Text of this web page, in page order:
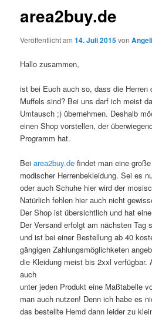
area2buy.de
Veröffentlicht am14. Juli 2015von
Hallo zusammen,
ist bei Euch auch so, dass die Herren
Muffels sind? Bei uns darf ich meist
Umtausch ;) übernehmen. Deshalb
einen Shop vorstellen, der
Programm hat.
Beiarea2buy.de findet man eine
modischer Herrenbekleidung. Sei es
oder auch Schuhe hier wird der
Natürlich fehlen hier auch nicht
Der Shop ist übersichtlich und hat
Der Versand erfolgt am nächsten Tag
und ist bei einer Bestellung ab 40
gängigen Zahlungsmöglichketen
die Kleidung meist bis 2xxl verfügbar.
auch
unter jeden Produkt eine Maßtabelle
man auch nutzen! Denn ich habe es
das bestellte Hemd dann leider zu